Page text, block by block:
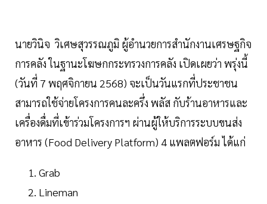
นายวินิจ วิเศษสุวรรณภูมิ ผู้อำนวยการสำนักงานเศรษฐกิจ
การคลัง ในฐานะโฆษกกระทรวงการคลัง เปิดเผยว่า พรุ่งนี้
(วันที่ 7 พฤศจิกายน 2568) จะเป็นวันแรกที่ประชาชน
สามารถใช้จ่ายโครงการคนละครึ่ง พลัส กับร้านอาหารและ
เครื่องดื่มที่เข้าร่วมโครงการฯ ผ่านผู้ให้บริการระบบขนส่ง
อาหาร (Food Delivery Platform) 4 แพลตฟอร์ม ได้แก่
Grab
Lineman